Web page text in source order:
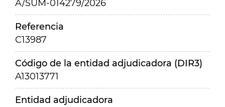
A/SUM-014279/2026
Referencia
C13987
Código de la entidad adjudicadora (DIR3)
A13013771
Entidad adjudicadora